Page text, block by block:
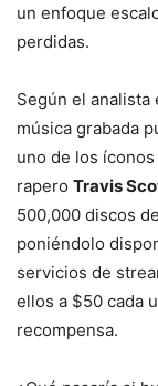
un enfoque
perdidas.
Según el analista
música grabada
uno de los
rapero Travis
500,000 discos
poniéndolo
servicios de
ellos a $50 cada
recompensa.